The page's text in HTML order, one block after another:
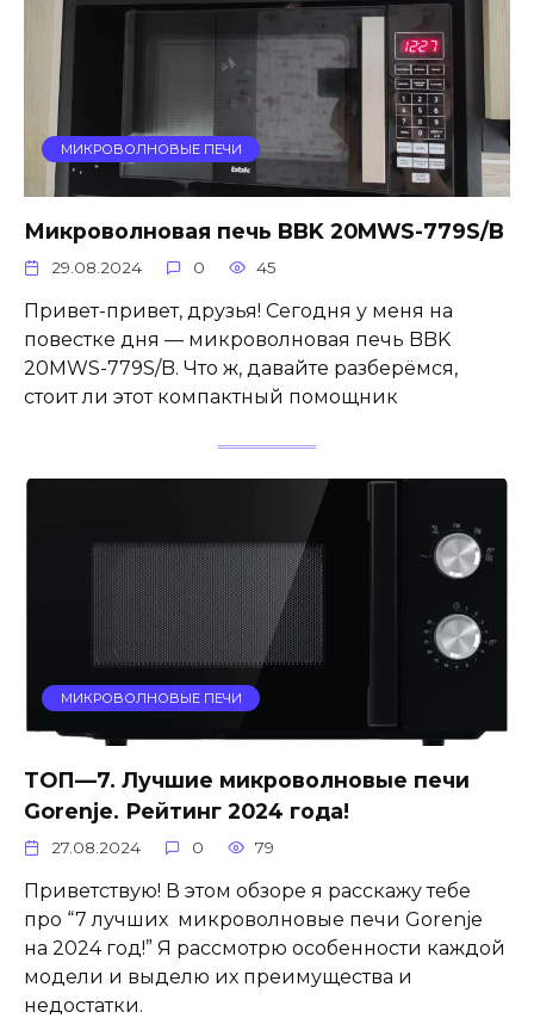
МИКРОВОЛНОВЫЕ ПЕЧИ
Микроволновая печь BBK 20MWS-779S/B
29.08.2024 0 45
Привет-привет, друзья! Сегодня у меня на
повестке дня — микроволновая печь BBK
20MWS-779S/B. Что ж, давайте разберёмся,
стоит ли этот компактный помощник
МИКРОВОЛНОВЫЕ ПЕЧИ
ТОП—7. Лучшие микроволновые печи
Gorenje. Рейтинг 2024 года!
27.08.2024 0 79
Приветствую! В этом обзоре я расскажу тебе
про “7 лучших микроволновые печи Gorenje
на 2024 год!” Я рассмотрю особенности каждой
модели и выделю их преимущества и
недостатки.